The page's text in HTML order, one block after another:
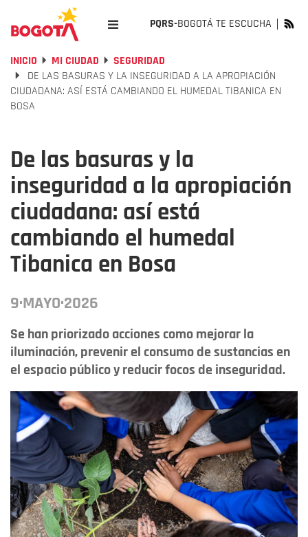
PQRS-BOGOTÁ TE ESCUCHA
INICIO MI CIUDAD
SEGURIDAD
DE LAS BASURAS Y LA INSEGURIDAD A LA APROPIACIÓN
CIUDADANA: ASÍ ESTÁ CAMBIANDO EL HUMEDAL TIBANICA EN
BOSA
De las basuras y la
inseguridad a la apropiación
ciudadana: así está
cambiando el humedal
Tibanica en Bosa
9·MAYO·2026
Se han priorizado acciones como mejorar la
iluminación, prevenir el consumo de sustancias en
el espacio público y reducir focos de inseguridad.